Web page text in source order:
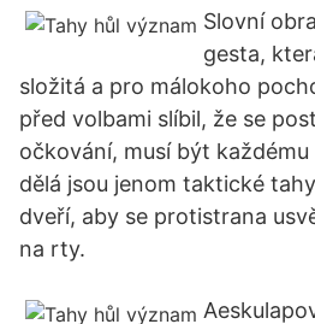
Slovní
gesta,
složitá a pro málokoho
před volbami slíbil, že se
očkování, musí být
dělá jsou jenom taktické
dveří, aby se protistrana
na rty.